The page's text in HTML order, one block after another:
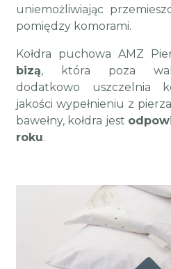
uniemożliwiając
pomiędzy komorami.
Kołdra puchowa AMZ
bizą, która poza
dodatkowo uszczelnia
jakości wypełnieniu z
bawełny, kołdra jest
roku.